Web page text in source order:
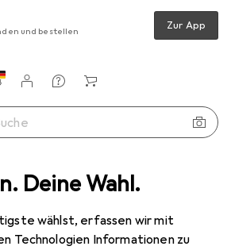
Deine Wahl.
wählst, erfassen wir mit
Technologien Informationen zu
und bestellen Zur App
M-07C Hauptzahnrad xxZ/Gegenzahnrad